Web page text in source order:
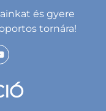
és gyere
tornára!